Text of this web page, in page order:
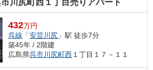
川尻町西１丁目売りアパート
432万円
呉線 「安芸川尻 」駅 徒歩7分
築45年 / 2階建
広島県呉市川尻町西１丁目１７－１１